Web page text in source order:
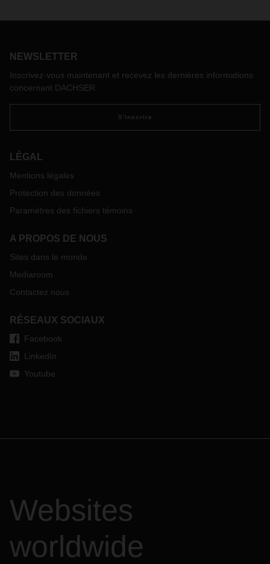
usines chinoises seront fermées. Cet arrêt de l'activité dans
nécessite une certaine anticipation.
NEWSLETTER
Inscrivez-vous maintenant et recevez les dernières informations
concernant DACHSER
S'inscrire
LÉGAL
Mentions légales
Protection des données
Paramètres des fichiers témoins
A PROPOS DE NOUS
Sites dans le monde
Mediaroom
Contactez nous
RÉSEAUX SOCIAUX
Facebook
LinkedIn
Youtube
Websites
worldwide